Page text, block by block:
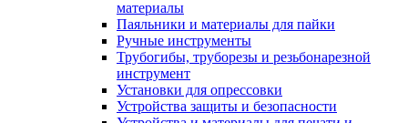
материалы
Паяльники и материалы для пайки
Ручные инструменты
Трубогибы, труборезы и резьбонарезной
инструмент
Установки для опрессовки
Устройства защиты и безопасности